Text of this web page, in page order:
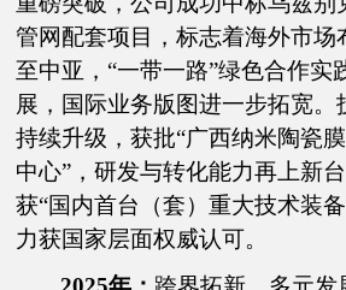
管网配套项目，标志着海外市场
至中亚，“一带一路”绿色合作实
展，国际业务版图进一步拓宽。
持续升级，获批“广西纳米陶瓷
中心”，研发与转化能力再上新
获“国内首台（套）重大技术装
力获国家层面权威认可。